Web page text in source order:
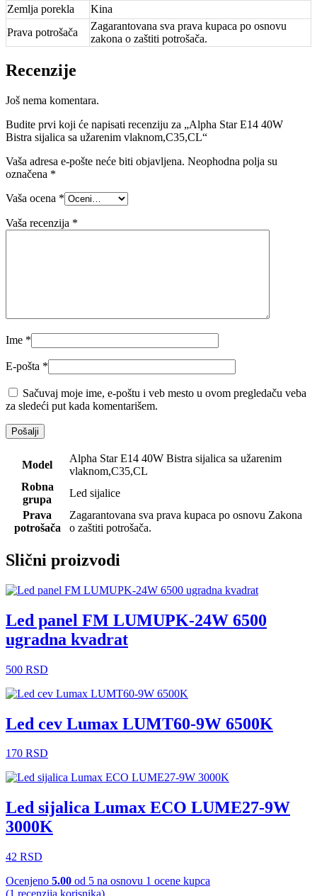
Zemlja porekla
Kina
Prava potrošača
Zagarantovana sva prava kupaca po osnovu
zakona o zaštiti potrošača.
Recenzije
Još nema komentara.
Budite prvi koji će napisati recenziju za „Alpha Star E14 40W
Bistra sijalica sa užarenim vlaknom,C35,CL“
Vaša adresa e-pošte neće biti objavljena. Neophodna polja su
označena *
Vaša ocena *
Vaša recenzija *
Ime *
E-pošta *
Sačuvaj moje ime, e-poštu i veb mesto u ovom pregledaču veba
za sledeći put kada komentarišem.
Model
Alpha Star E14 40W Bistra sijalica sa užarenim
vlaknom,C35,CL
Robna
grupa
Led sijalice
Prava
potrošača
Zagarantovana sva prava kupaca po osnovu Zakona
o zaštiti potrošača.
Slični proizvodi
Led panel FM LUMUPK-24W 6500
ugradna kvadrat
500 RSD
Led cev Lumax LUMT60-9W 6500K
170 RSD
Led sijalica Lumax ECO LUME27-9W
3000K
42 RSD
Ocenjeno 5.00 od 5 na osnovu 1 ocene kupca